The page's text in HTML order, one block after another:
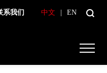
系我们 中文 EN